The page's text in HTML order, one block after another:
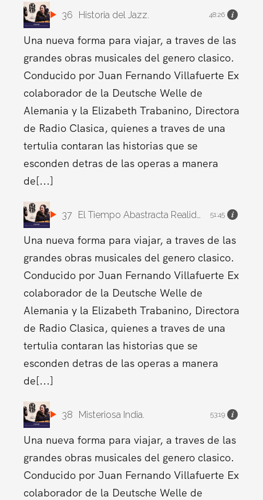
36 Historia del Jazz. 48:26
Una nueva forma para viajar, a traves de las
grandes obras musicales del genero clasico.
Conducido por Juan Fernando Villafuerte Ex
colaborador de la Deutsche Welle de
Alemania y la Elizabeth Trabanino, Directora
de Radio Clasica, quienes a traves de una
tertulia contaran las historias que se
esconden detras de las operas a manera
de[...]
37 51:45
Una nueva forma para viajar, a traves de las
grandes obras musicales del genero clasico.
Conducido por Juan Fernando Villafuerte Ex
colaborador de la Deutsche Welle de
Alemania y la Elizabeth Trabanino, Directora
de Radio Clasica, quienes a traves de una
tertulia contaran las historias que se
esconden detras de las operas a manera
de[...]
38 Misteriosa India. 53:19
Una nueva forma para viajar, a traves de las
grandes obras musicales del genero clasico.
Conducido por Juan Fernando Villafuerte Ex
colaborador de la Deutsche Welle de